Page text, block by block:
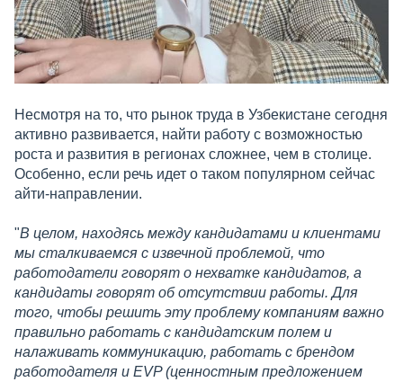
Несмотря на то, что рынок труда в Узбекистане сегодня
активно развивается, найти работу с возможностью
роста и развития в регионах сложнее, чем в столице.
Особенно, если речь идет о таком популярном сейчас
айти-направлении.
"В целом, находясь между кандидатами и клиентами
мы сталкиваемся с извечной проблемой, что
работодатели говорят о нехватке кандидатов, а
кандидаты говорят об отсутствии работы. Для
того, чтобы решить эту проблему компаниям важно
правильно работать с кандидатским полем и
налаживать коммуникацию, работать с брендом
работодателя и EVP (ценностным предложением